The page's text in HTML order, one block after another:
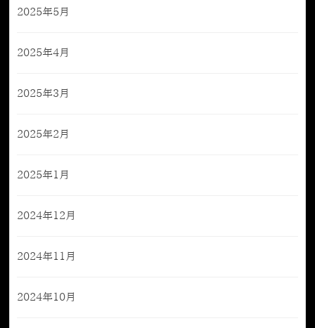
2025年5月
2025年4月
2025年3月
2025年2月
2025年1月
2024年12月
2024年11月
2024年10月